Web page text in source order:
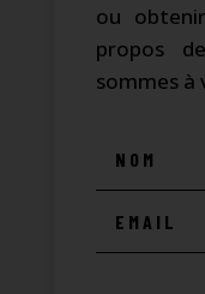
ou
propos
sommes à